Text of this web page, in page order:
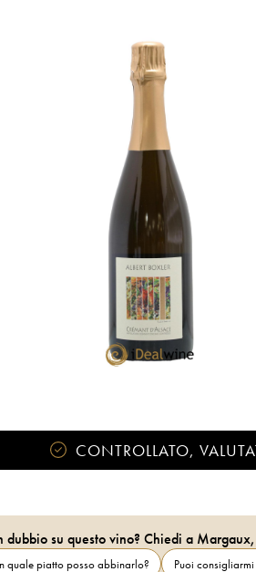
CONTROLLATO,
dubbio su questo vino? Chiedi a
quale piatto posso abbinarlo? Puoi